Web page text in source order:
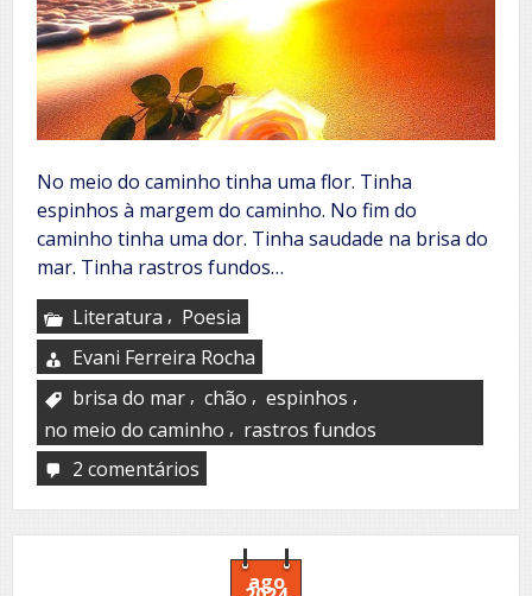
No meio do caminho tinha uma flor. Tinha
espinhos à margem do caminho. No fim do
caminho tinha uma dor. Tinha saudade na brisa do
mar. Tinha rastros fundos…
Literatura , Poesia
Evani Ferreira Rocha
brisa do mar , chão , espinhos ,
no meio do caminho , rastros fundos
2 comentários
meio
do
caminho
ago